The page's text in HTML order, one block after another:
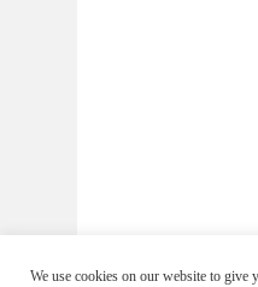
We use cookies on our website to give